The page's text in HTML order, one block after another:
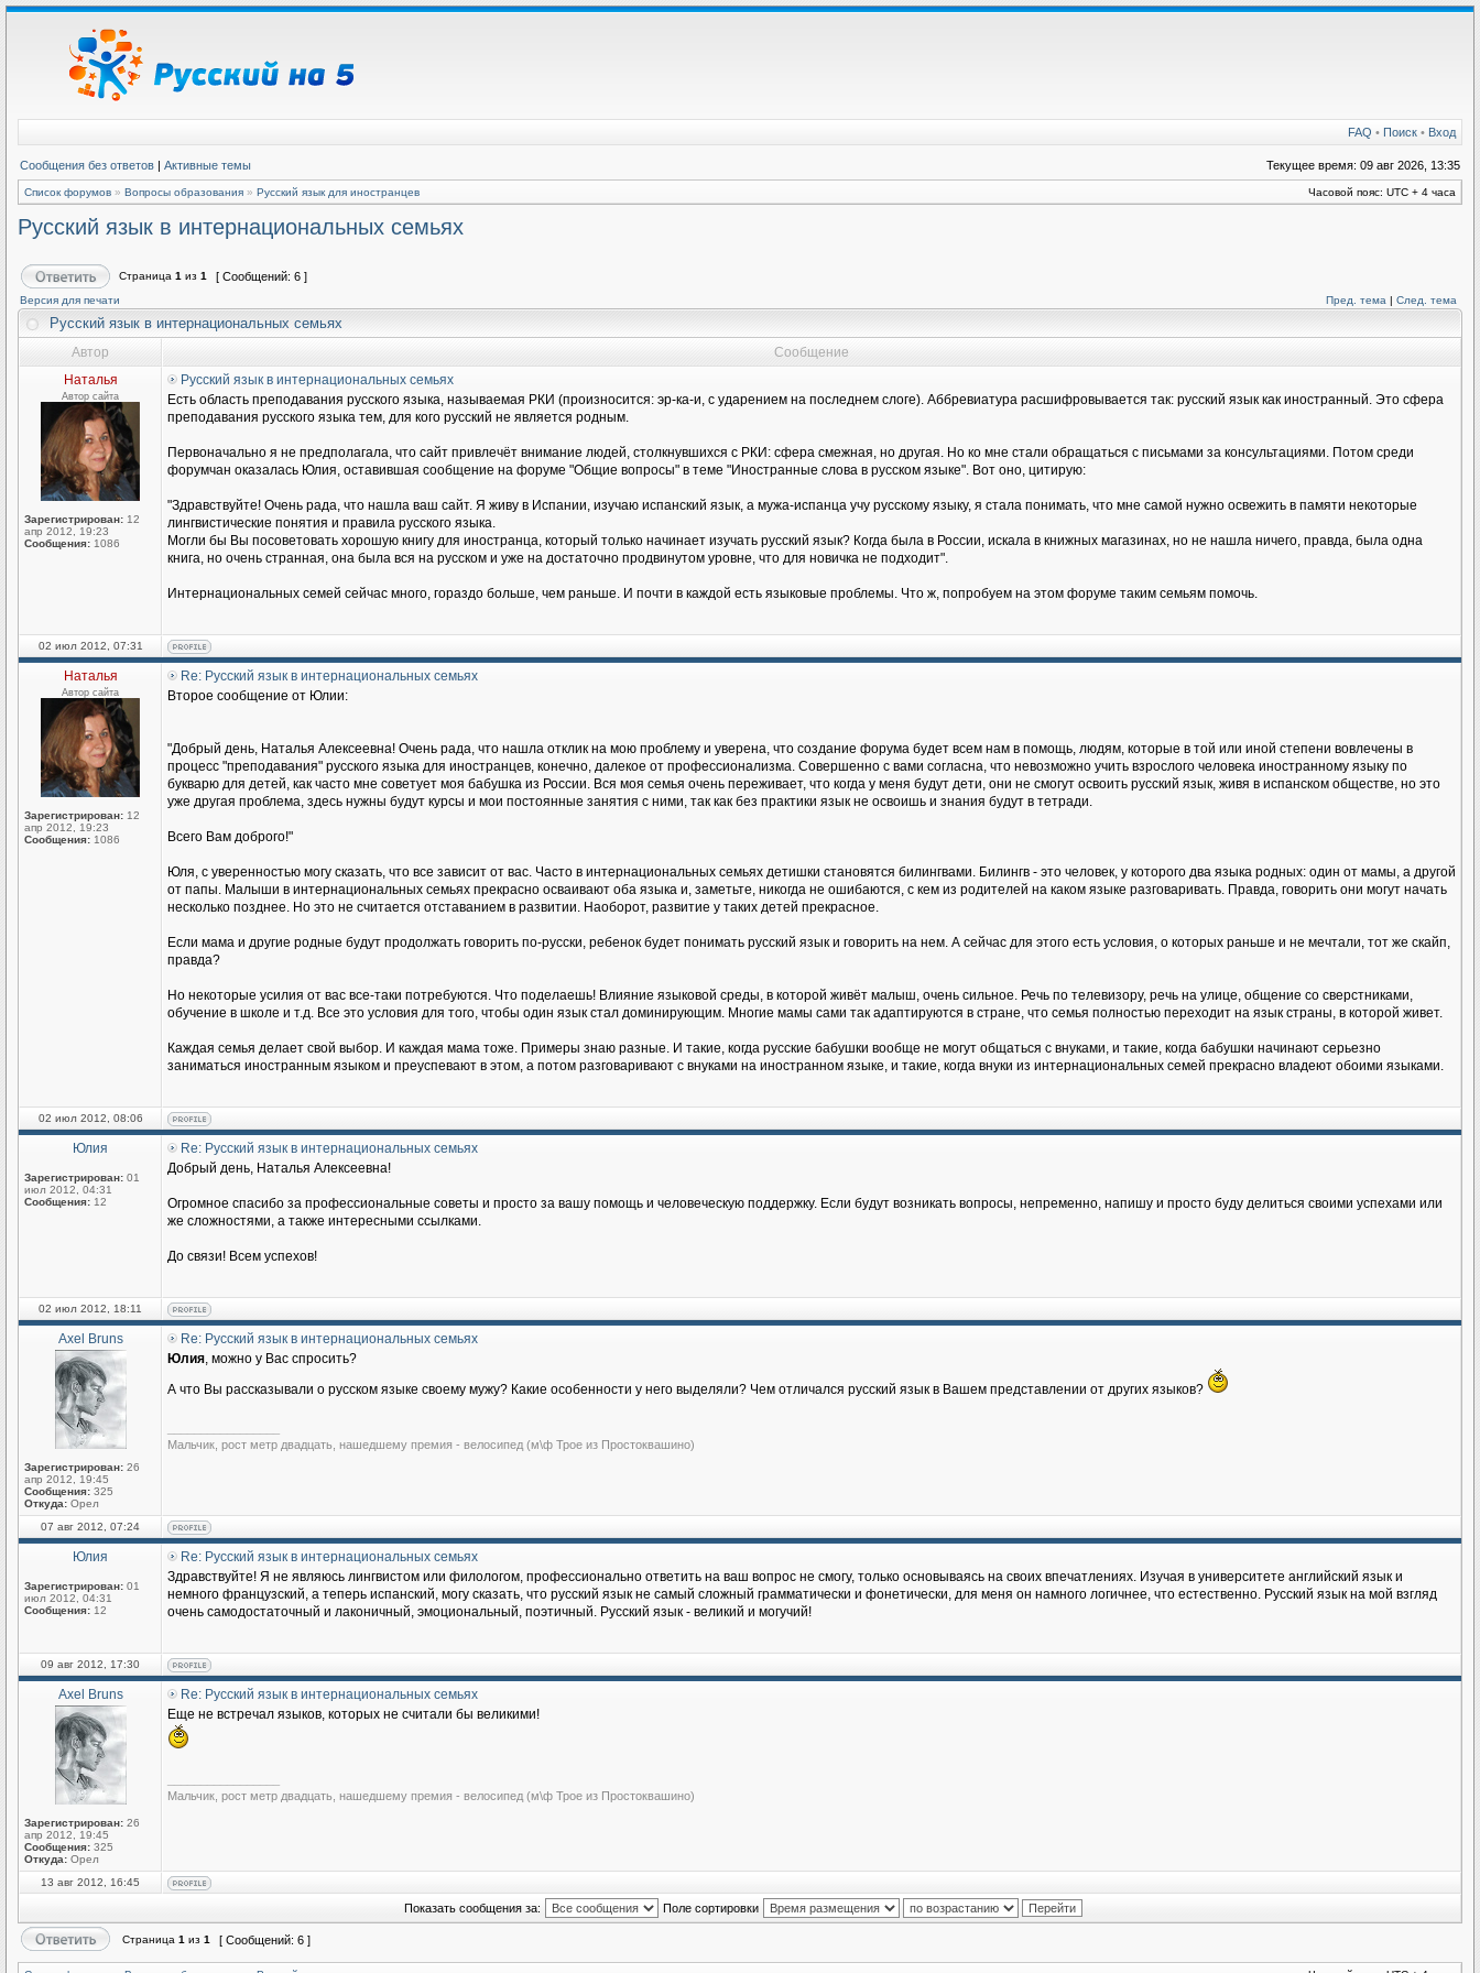
FAQ • Поиск • Вход
Сообщения без ответов | Активные темы Текущее время: 09 авг 2026, 13:35
Список форумов » Вопросы образования » Русский язык для иностранцев Часовой пояс: UTC + 4 часа
Русский язык в интернациональных семьях
Страница 1 из 1 [ Сообщений: 6 ]
Версия для печати Пред. тема | След. тема
Русский язык в интернациональных семьях
Автор
Сообщение
Наталья
Автор сайта
Зарегистрирован: 12
апр 2012, 19:23
Сообщения: 1086
Русский язык в интернациональных семьях
Есть область преподавания русского языка, называемая РКИ (произносится: эр-ка-и, с ударением на последнем слоге). Аббревиатура расшифровывается так: русский язык как иностранный. Это сфера
преподавания русского языка тем, для кого русский не является родным.
Первоначально я не предполагала, что сайт привлечёт внимание людей, столкнувшихся с РКИ: сфера смежная, но другая. Но ко мне стали обращаться с письмами за консультациями. Потом среди
форумчан оказалась Юлия, оставившая сообщение на форуме "Общие вопросы" в теме "Иностранные слова в русском языке". Вот оно, цитирую:
"Здравствуйте! Очень рада, что нашла ваш сайт. Я живу в Испании, изучаю испанский язык, а мужа-испанца учу русскому языку, я стала понимать, что мне самой нужно освежить в памяти некоторые
лингвистические понятия и правила русского языка.
Могли бы Вы посоветовать хорошую книгу для иностранца, который только начинает изучать русский язык? Когда была в России, искала в книжных магазинах, но не нашла ничего, правда, была одна
книга, но очень странная, она была вся на русском и уже на достаточно продвинутом уровне, что для новичка не подходит".
Интернациональных семей сейчас много, гораздо больше, чем раньше. И почти в каждой есть языковые проблемы. Что ж, попробуем на этом форуме таким семьям помочь.
02 июл 2012, 07:31
Наталья
Автор сайта
Зарегистрирован: 12
апр 2012, 19:23
Сообщения: 1086
Re: Русский язык в интернациональных семьях
Второе сообщение от Юлии:
"Добрый день, Наталья Алексеевна! Очень рада, что нашла отклик на мою проблему и уверена, что создание форума будет всем нам в помощь, людям, которые в той или иной степени вовлечены в
процесс "преподавания" русского языка для иностранцев, конечно, далекое от профессионализма. Совершенно с вами согласна, что невозможно учить взрослого человека иностранному языку по
букварю для детей, как часто мне советует моя бабушка из России. Вся моя семья очень переживает, что когда у меня будут дети, они не смогут освоить русский язык, живя в испанском обществе, но это
уже другая проблема, здесь нужны будут курсы и мои постоянные занятия с ними, так как без практики язык не освоишь и знания будут в тетради.
Всего Вам доброго!"
Юля, с уверенностью могу сказать, что все зависит от вас. Часто в интернациональных семьях детишки становятся билингвами. Билингв - это человек, у которого два языка родных: один от мамы, а другой
от папы. Малыши в интернациональных семьях прекрасно осваивают оба языка и, заметьте, никогда не ошибаются, с кем из родителей на каком языке разговаривать. Правда, говорить они могут начать
несколько позднее. Но это не считается отставанием в развитии. Наоборот, развитие у таких детей прекрасное.
Если мама и другие родные будут продолжать говорить по-русски, ребенок будет понимать русский язык и говорить на нем. А сейчас для этого есть условия, о которых раньше и не мечтали, тот же скайп,
правда?
Но некоторые усилия от вас все-таки потребуются. Что поделаешь! Влияние языковой среды, в которой живёт малыш, очень сильное. Речь по телевизору, речь на улице, общение со сверстниками,
обучение в школе и т.д. Все это условия для того, чтобы один язык стал доминирующим. Многие мамы сами так адаптируются в стране, что семья полностью переходит на язык страны, в которой живет.
Каждая семья делает свой выбор. И каждая мама тоже. Примеры знаю разные. И такие, когда русские бабушки вообще не могут общаться с внуками, и такие, когда бабушки начинают серьезно
заниматься иностранным языком и преуспевают в этом, а потом разговаривают с внуками на иностранном языке, и такие, когда внуки из интернациональных семей прекрасно владеют обоими языками.
02 июл 2012, 08:06
Юлия
Зарегистрирован: 01
июл 2012, 04:31
Сообщения: 12
Re: Русский язык в интернациональных семьях
Добрый день, Наталья Алексеевна!
Огромное спасибо за профессиональные советы и просто за вашу помощь и человеческую поддержку. Если будут возникать вопросы, непременно, напишу и просто буду делиться своими успехами или
же сложностями, а также интересными ссылками.
До связи! Всем успехов!
02 июл 2012, 18:11
Axel Bruns
Зарегистрирован: 26
апр 2012, 19:45
Сообщения: 325
Откуда: Орел
Re: Русский язык в интернациональных семьях
Юлия, можно у Вас спросить?
А что Вы рассказывали о русском языке своему мужу? Какие особенности у него выделяли? Чем отличался русский язык в Вашем представлении от других языков?
Мальчик, рост метр двадцать, нашедшему премия - велосипед (м\ф Трое из Простоквашино)
07 авг 2012, 07:24
Юлия
Зарегистрирован: 01
июл 2012, 04:31
Сообщения: 12
Re: Русский язык в интернациональных семьях
Здравствуйте! Я не являюсь лингвистом или филологом, профессионально ответить на ваш вопрос не cмогу, только основываясь на своих впечатлениях. Изучая в университете английский язык и
немного французский, а теперь испанский, могу сказать, что русский язык не самый сложный грамматически и фонетически, для меня он намного логичнее, что естественно. Русский язык на мой взгляд
очень самодостаточный и лаконичный, эмоциональный, поэтичный. Русский язык - великий и могучий!
09 авг 2012, 17:30
Axel Bruns
Зарегистрирован: 26
апр 2012, 19:45
Сообщения: 325
Откуда: Орел
Re: Русский язык в интернациональных семьях
Еще не встречал языков, которых не считали бы великими!
Мальчик, рост метр двадцать, нашедшему премия - велосипед (м\ф Трое из Простоквашино)
13 авг 2012, 16:45
Показать сообщения за: Поле сортировки
Страница 1 из 1 [ Сообщений: 6 ]